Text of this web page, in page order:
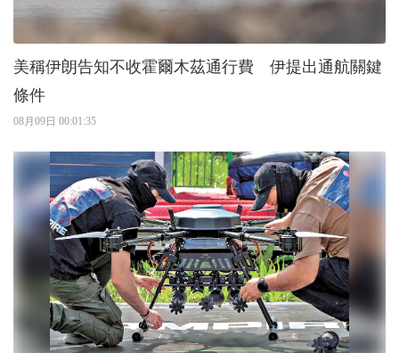
美稱伊朗告知不收霍爾木茲通行費 伊提出通航關鍵
條件
08月09日 00:01:35